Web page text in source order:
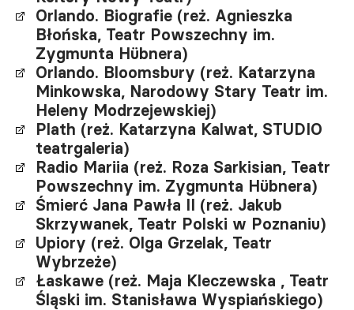
Orlando. Biografie (reż. Agnieszka
Błońska, Teatr Powszechny im.
Zygmunta Hübnera)
Orlando. Bloomsbury (reż. Katarzyna
Minkowska, Narodowy Stary Teatr im.
Heleny Modrzejewskiej)
Plath (reż. Katarzyna Kalwat, STUDIO
teatrgaleria)
Radio Mariia (reż. Roza Sarkisian, Teatr
Powszechny im. Zygmunta Hübnera)
Śmierć Jana Pawła II (reż. Jakub
Skrzywanek, Teatr Polski w Poznaniu)
Upiory (reż. Olga Grzelak, Teatr
Wybrzeże)
Łaskawe (reż. Maja Kleczewska , Teatr
Śląski im. Stanisława Wyspiańskiego)